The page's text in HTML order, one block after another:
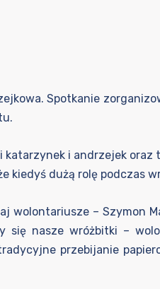
Spotkanie
i andrzejek
kiedyś dużą rolę podczas
wolontariusze – Szymon
się nasze wróżbitki –
przebijanie